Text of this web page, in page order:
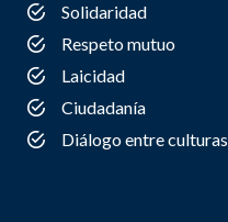
Solidaridad
Respeto mutuo
Laicidad
Ciudadanía
Diálogo entre culturas